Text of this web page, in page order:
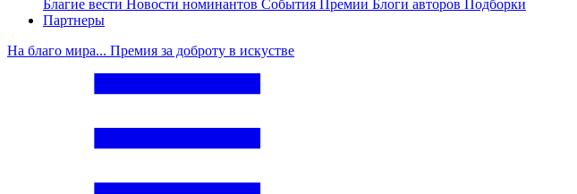
Благие вести Новости номинантов События Премии Блоги авторов Подборки
Партнеры
На благо мира... Премия за доброту в искустве